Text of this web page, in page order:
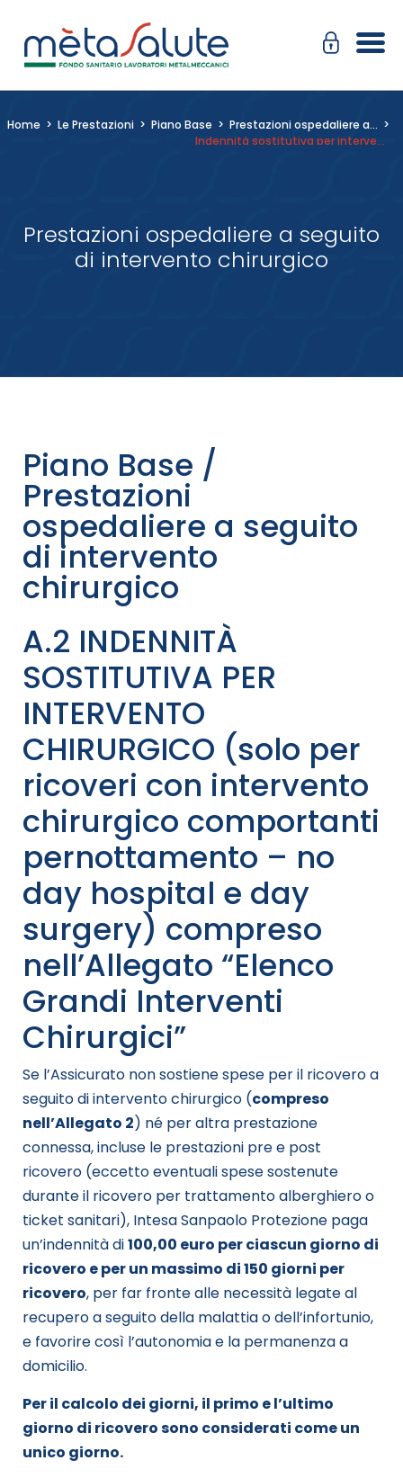
contenuto
navigazione
Home > Le Prestazioni > Piano Base > Prestazioni ospedaliere a… >
Indennità sostitutiva per intervento chirurgico
Prestazioni ospedaliere a seguito
di intervento chirurgico
Piano Base /
Prestazioni
ospedaliere a seguito
di intervento
chirurgico
A.2 INDENNITÀ
SOSTITUTIVA PER
INTERVENTO
CHIRURGICO (solo per
ricoveri con intervento
chirurgico comportanti
pernottamento – no
day hospital e day
surgery) compreso
nell’Allegato “Elenco
Grandi Interventi
Chirurgici”
Se l’Assicurato non sostiene spese per il ricovero a
seguito di intervento chirurgico (compreso
nell’Allegato 2) né per altra prestazione
connessa, incluse le prestazioni pre e post
ricovero (eccetto eventuali spese sostenute
durante il ricovero per trattamento alberghiero o
ticket sanitari), Intesa Sanpaolo Protezione paga
un’indennità di100,00 euro per ciascun giorno di
ricovero e per un massimo di 150 giorni per
ricovero, per far fronte alle necessità legate al
recupero a seguito della malattia o dell’infortunio,
e favorire così l’autonomia e la permanenza a
domicilio.
Per il calcolo dei giorni, il primo e l’ultimo
giorno di ricovero sono considerati come un
unico giorno.